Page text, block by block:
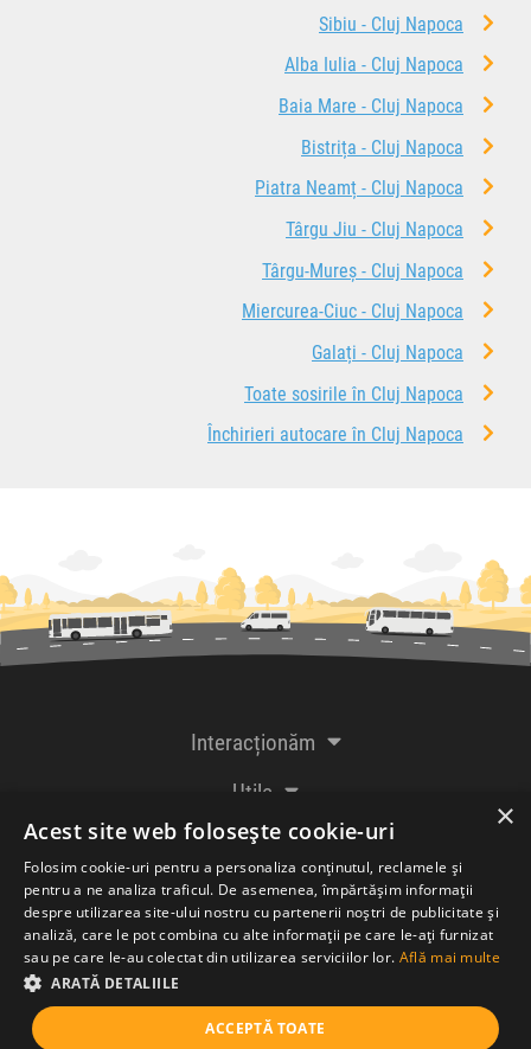
Sibiu - Cluj Napoca
Alba Iulia - Cluj Napoca
Baia Mare - Cluj Napoca
Bistrița - Cluj Napoca
Piatra Neamț - Cluj Napoca
Târgu Jiu - Cluj Napoca
Târgu-Mureș - Cluj Napoca
Miercurea-Ciuc - Cluj Napoca
Galați - Cluj Napoca
Toate sosirile în Cluj Napoca
Închirieri autocare în Cluj Napoca
Interacționăm
Utile
De la creatorii
Acceptăm plăți cu
×
Acest site web folosește cookie-uri
Folosim cookie-uri pentru a personaliza conținutul, reclamele și
pentru a ne analiza traficul. De asemenea, împărtășim informații
despre utilizarea site-ului nostru cu partenerii noștri de publicitate și
analiză, care le pot combina cu alte informații pe care le-ați furnizat
sau pe care le-au colectat din utilizarea serviciilor lor. Află mai multe
ARATĂ DETALIILE
ACCEPTĂ TOATE